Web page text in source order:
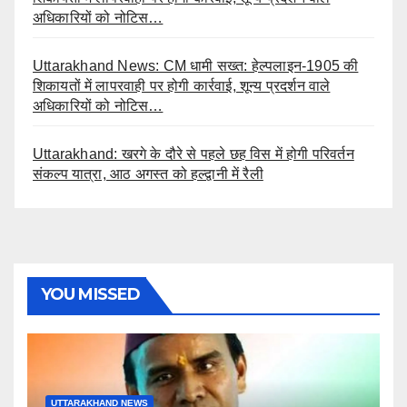
अधिकारियों को नोटिस…
Uttarakhand News: CM धामी सख्त: हेल्पलाइन-1905 की
शिकायतों में लापरवाही पर होगी कार्रवाई, शून्य प्रदर्शन वाले
अधिकारियों को नोटिस…
Uttarakhand: खरगे के दौरे से पहले छह विस में होगी परिवर्तन
संकल्प यात्रा, आठ अगस्त को हल्द्वानी में रैली
YOU MISSED
UTTARAKHAND NEWS